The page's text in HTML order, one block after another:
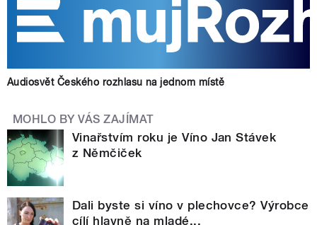
Audiosvět Českého rozhlasu na jednom místě
MOHLO BY VÁS ZAJÍMAT
Vinařstvím roku je Víno Jan Stávek
z Němčiček
Dali byste si víno v plechovce? Výrobce
cílí hlavně na mladé...